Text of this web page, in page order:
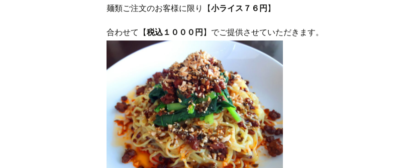
麺類ご注文のお客様に限り【小ライス７６円 】
合わせて【税込１０００円 】でご提供させていただきます。